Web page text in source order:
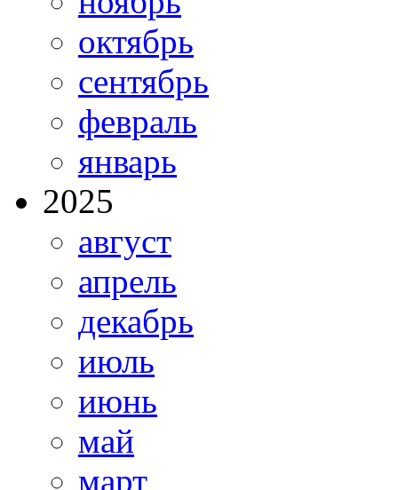
октябрь
сентябрь
февраль
январь
2025
август
апрель
декабрь
июль
июнь
май
март